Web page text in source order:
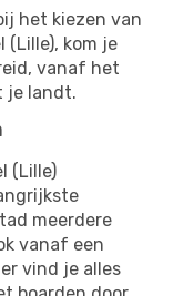
het kiezen van
(Lille), kom je
vanaf het
je landt.
(Lille)
meerdere
vanaf een
vind je alles